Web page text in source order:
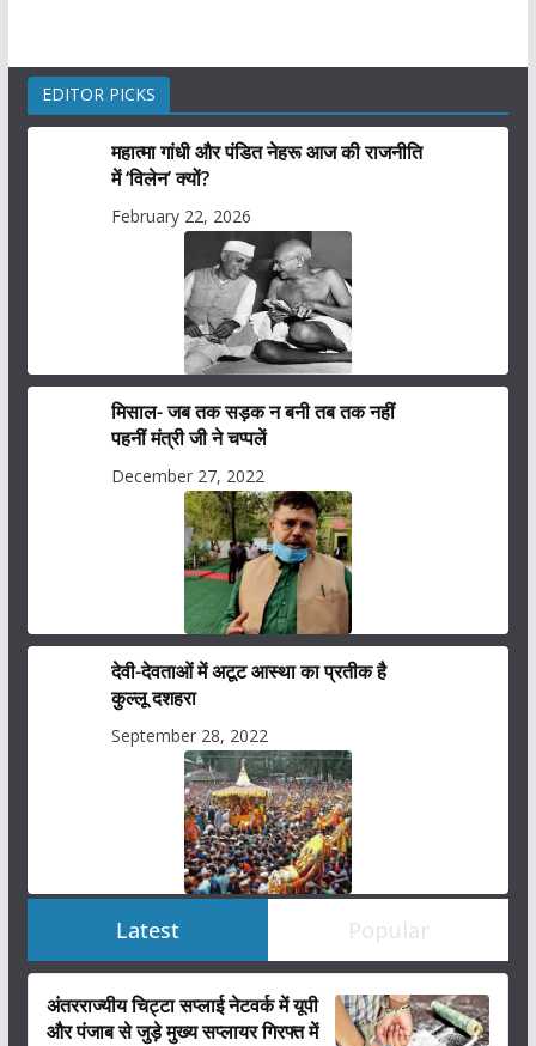
EDITOR PICKS
महात्मा गांधी और पंडित नेहरू आज की राजनीति
में ‘विलेन’ क्यों?
February 22, 2026
मिसाल- जब तक सड़क न बनी तब तक नहीं
पहनीं मंत्री जी ने चप्पलें
December 27, 2022
देवी-देवताओं में अटूट आस्था का प्रतीक है
कुल्लू दशहरा
September 28, 2022
Latest Popular
अंतरराज्यीय चिट्टा सप्लाई नेटवर्क में यूपी
और पंजाब से जुड़े मुख्य सप्लायर गिरफ्त में